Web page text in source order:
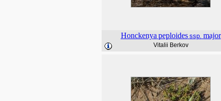
Honckenya peploides ssp. major
Vitalii Berkov